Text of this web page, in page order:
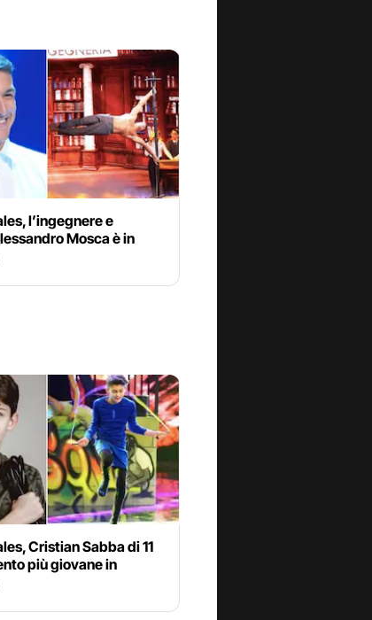
l’ingegnere e
Mosca è in
Cristian Sabba di 11
più giovane in